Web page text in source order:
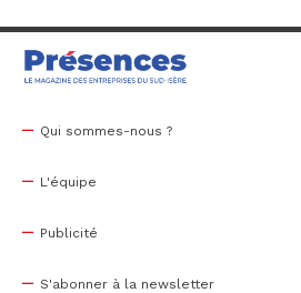
Qui sommes-nous ?
L'équipe
Publicité
S'abonner à la newsletter